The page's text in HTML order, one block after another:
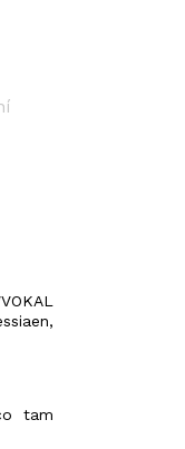
tam